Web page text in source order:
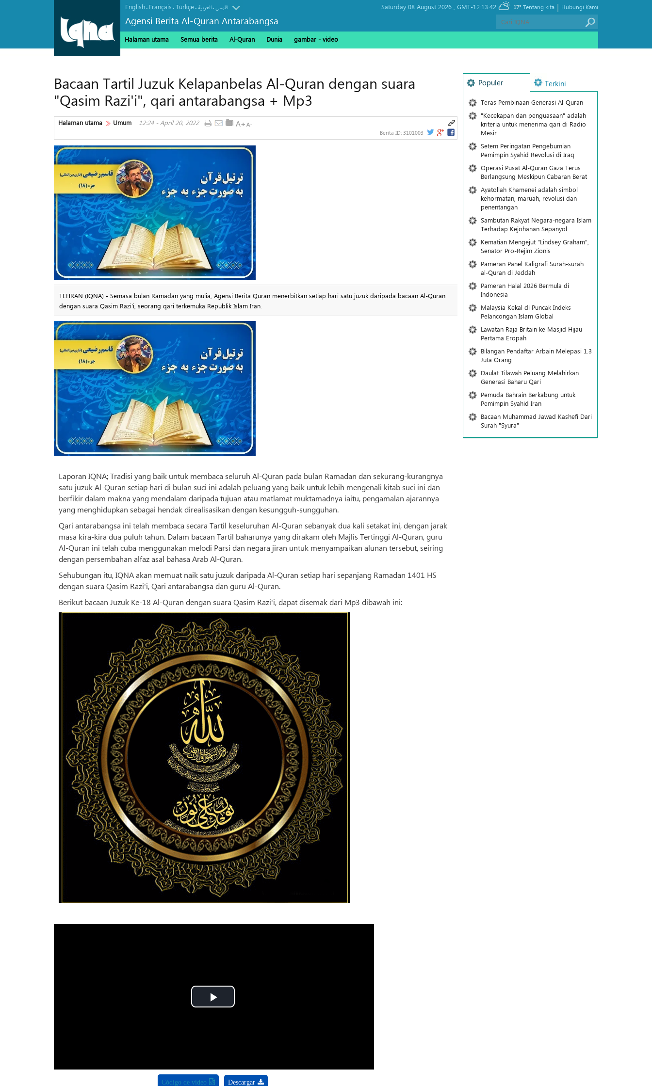
English. Français.Türkçe. العربیة.فارسی
Agensi Berita Al-Quran Antarabangsa
Saturday 08 August 2026 , GMT-12:13:42 17° Hubungi Kami
|
Tentang kita
Halaman utama Semua berita Al-Quran Dunia gambar - video
Bacaan Tartil Juzuk Kelapanbelas Al-Quran dengan suara
"Qasim Razi'i", qari antarabangsa + Mp3
Halaman utama Umum 12:24 - April 20, 2022
Berita ID: 3101003
TEHRAN (IQNA) - Semasa bulan Ramadan yang mulia, Agensi Berita Quran menerbitkan setiap hari satu juzuk daripada bacaan Al-Quran
dengan suara Qasim Razi'i, seorang qari terkemuka Republik Islam Iran.
Laporan IQNA; Tradisi yang baik untuk membaca seluruh Al-Quran pada bulan Ramadan dan sekurang-kurangnya
satu juzuk Al-Quran setiap hari di bulan suci ini adalah peluang yang baik untuk lebih mengenali kitab suci ini dan
berfikir dalam makna yang mendalam daripada tujuan atau matlamat muktamadnya iaitu, pengamalan ajarannya
yang menghidupkan sebagai hendak direalisasikan dengan kesungguh-sungguhan.
Qari antarabangsa ini telah membaca secara Tartil keseluruhan Al-Quran sebanyak dua kali setakat ini, dengan jarak
masa kira-kira dua puluh tahun. Dalam bacaan Tartil baharunya yang dirakam oleh Majlis Tertinggi Al-Quran, guru
Al-Quran ini telah cuba menggunakan melodi Parsi dan negara jiran untuk menyampaikan alunan tersebut, seiring
dengan persembahan alfaz asal bahasa Arab Al-Quran.
Sehubungan itu, IQNA akan memuat naik satu juzuk daripada Al-Quran setiap hari sepanjang Ramadan 1401 HS
dengan suara Qasim Razi'i, Qari antarabangsa dan guru Al-Quran.
Berikut bacaan Juzuk Ke-18 Al-Quran dengan suara Qasim Razi'i, dapat disemak dari Mp3 dibawah ini:
Play
Código de video Descargar
Populer Terkini
Teras Pembinaan Generasi Al-Quran
"Kecekapan dan penguasaan" adalah
kriteria untuk menerima qari di Radio
Mesir
Setem Peringatan Pengebumian
Pemimpin Syahid Revolusi di Iraq
Operasi Pusat Al-Quran Gaza Terus
Berlangsung Meskipun Cabaran Berat
Ayatollah Khamenei adalah simbol
kehormatan, maruah, revolusi dan
penentangan
Sambutan Rakyat Negara-negara Islam
Terhadap Kejohanan Sepanyol
Kematian Mengejut "Lindsey Graham",
Senator Pro-Rejim Zionis
Pameran Panel Kaligrafi Surah-surah
al-Quran di Jeddah
Pameran Halal 2026 Bermula di
Indonesia
Malaysia Kekal di Puncak Indeks
Pelancongan Islam Global
Lawatan Raja Britain ke Masjid Hijau
Pertama Eropah
Bilangan Pendaftar Arbain Melepasi 1.3
Juta Orang
Daulat Tilawah Peluang Melahirkan
Generasi Baharu Qari
Pemuda Bahrain Berkabung untuk
Pemimpin Syahid Iran
Bacaan Muhammad Jawad Kashefi Dari
Surah "Syura"